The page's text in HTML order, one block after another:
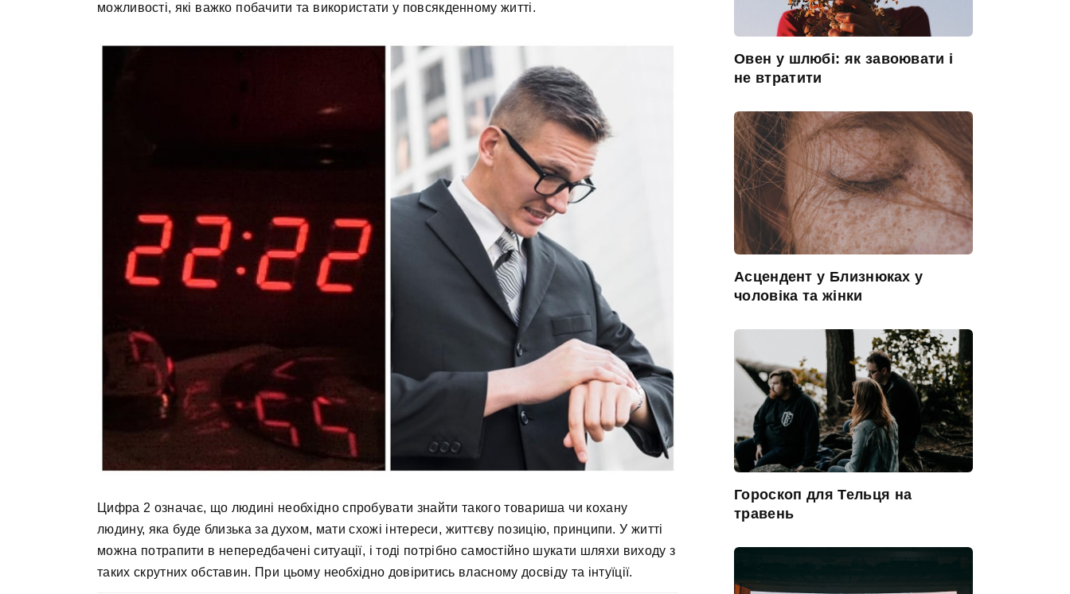
можливості, які важко побачити та використати у повсякденному житті.
Цифра 2 означає, що людині необхідно спробувати знайти такого товариша чи кохану
людину, яка буде близька за духом, мати схожі інтереси, життєву позицію, принципи. У житті
можна потрапити в непередбачені ситуації, і тоді потрібно самостійно шукати шляхи виходу з
таких скрутних обставин. При цьому необхідно довіритись власному досвіду та інтуїції.
Овен у шлюбі: як завоювати і
не втратити
Асцендент у Близнюках у
чоловіка та жінки
Гороскоп для Тельця на
травень